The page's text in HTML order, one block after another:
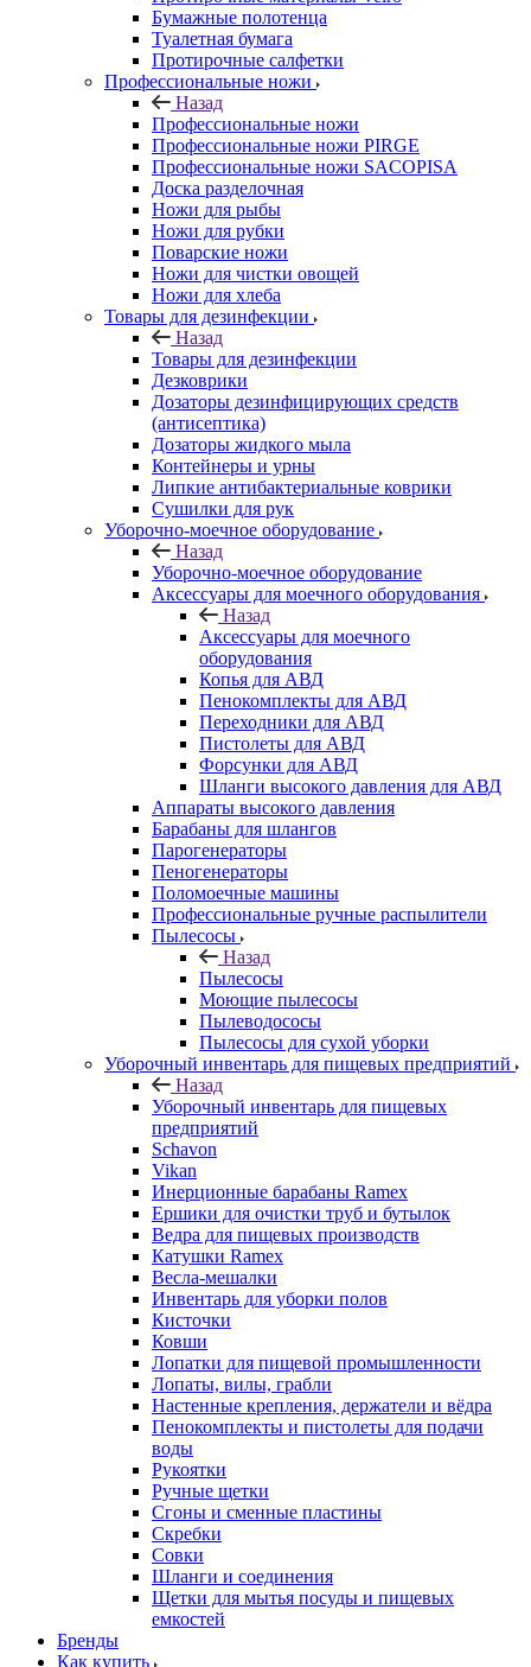
Бумажные полотенца
Туалетная бумага
Протирочные салфетки
Профессиональные ножи
Назад
Профессиональные ножи
Профессиональные ножи PIRGE
Профессиональные ножи SACOPISA
Доска разделочная
Ножи для рыбы
Ножи для рубки
Поварские ножи
Ножи для чистки овощей
Ножи для хлеба
Товары для дезинфекции
Назад
Товары для дезинфекции
Дезковрики
Дозаторы дезинфицирующих средств
(антисептика)
Дозаторы жидкого мыла
Контейнеры и урны
Липкие антибактериальные коврики
Сушилки для рук
Уборочно-моечное оборудование
Назад
Уборочно-моечное оборудование
Аксессуары для моечного оборудования
Назад
Аксессуары для моечного
оборудования
Копья для АВД
Пенокомплекты для АВД
Переходники для АВД
Пистолеты для АВД
Форсунки для АВД
Шланги высокого давления для АВД
Аппараты высокого давления
Барабаны для шлангов
Парогенераторы
Пеногенераторы
Поломоечные машины
Профессиональные ручные распылители
Пылесосы
Назад
Пылесосы
Моющие пылесосы
Пылеводососы
Пылесосы для сухой уборки
Уборочный инвентарь для пищевых предприятий
Назад
Уборочный инвентарь для пищевых
предприятий
Schavon
Vikan
Инерционные барабаны Ramex
Ершики для очистки труб и бутылок
Ведра для пищевых производств
Катушки Ramex
Весла-мешалки
Инвентарь для уборки полов
Кисточки
Ковши
Лопатки для пищевой промышленности
Лопаты, вилы, грабли
Настенные крепления, держатели и вёдра
Пенокомплекты и пистолеты для подачи
воды
Рукоятки
Ручные щетки
Сгоны и сменные пластины
Скребки
Совки
Шланги и соединения
Щетки для мытья посуды и пищевых
емкостей
Бренды
Как купить